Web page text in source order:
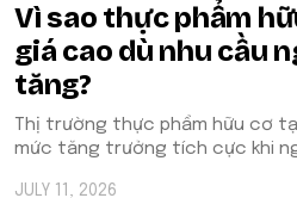
Vì sao thực phẩm
giá cao dù nhu cầu
tăng?
Thị trường thực phẩm hữu cơ
mức tăng trưởng tích cực khi
JULY 11, 2026